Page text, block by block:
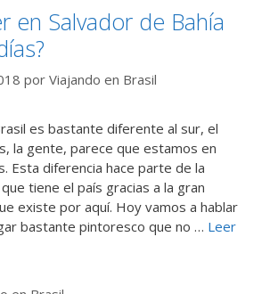
en Salvador de Bahía
por Viajando en Brasil
es bastante diferente al sur, el
la gente, parece que estamos en
Esta diferencia hace parte de la
tiene el país gracias a la gran
existe por aquí. Hoy vamos a hablar
bastante pintoresco que no … Leer